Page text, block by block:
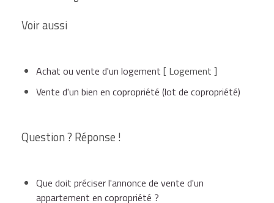
Voir aussi
Achat ou vente d'un logement [ Logement ]
Vente d'un bien en copropriété (lot de copropriété)
Question ? Réponse !
Que doit préciser l'annonce de vente d'un
appartement en copropriété ?